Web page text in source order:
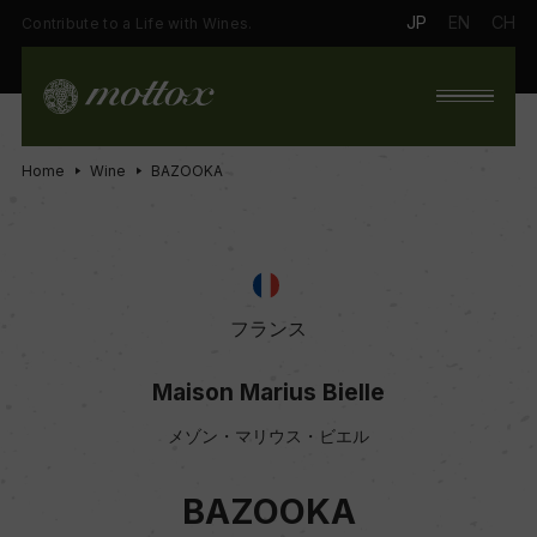
Contribute to a Life with Wines. JP EN CH
Home Wine BAZOOKA
フランス
Maison Marius Bielle
メゾン・マリウス・ビエル
BAZOOKA